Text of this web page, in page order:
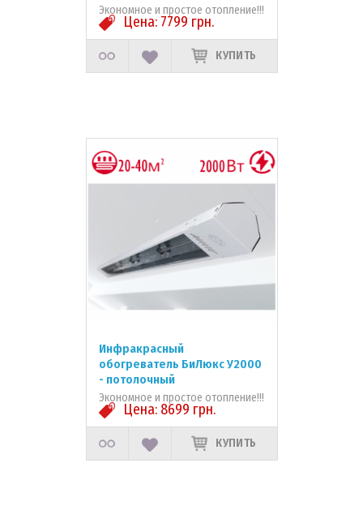
Экономное и простое отопление!!!
Цена: 7799 грн.
КУПИТЬ
Инфракрасный
обогреватель БиЛюкс У2000
- потолочный
Экономное и простое отопление!!!
Цена: 8699 грн.
КУПИТЬ